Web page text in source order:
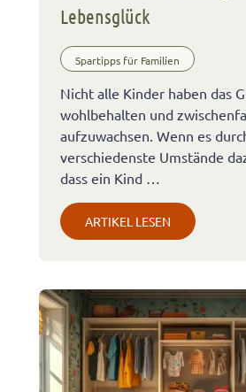
Lebensglück
Spartipps für Familien
Nicht alle Kinder haben das
wohlbehalten und
aufzuwachsen. Wenn es
verschiedenste Umstände
dass ein Kind …
ARTIKEL LESEN